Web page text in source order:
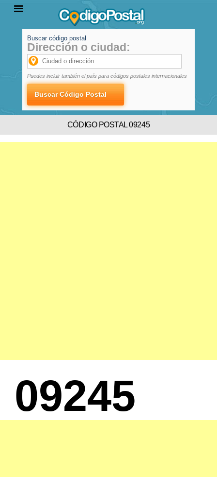
PROVINCIAS
LOCALIDADES
Buscar código postal
Dirección o ciudad:
Puedes incluir también el país para códigos postales internacionales
CÓDIGO POSTAL 09245
09245